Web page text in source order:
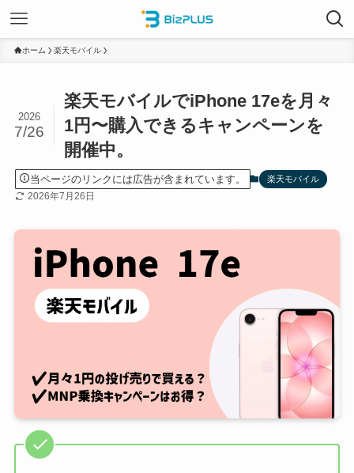
ホーム 楽天モバイル
楽天モバイルでiPhone 17eを月々
1円〜購入できるキャンペーンを
開催中。
2026
7/26
当ページのリンクには広告が含まれています。 楽天モバイル
2026年7月26日